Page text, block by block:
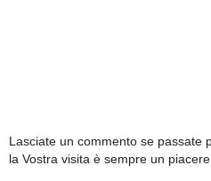
Lasciate un commento se passate
la Vostra visita è sempre un